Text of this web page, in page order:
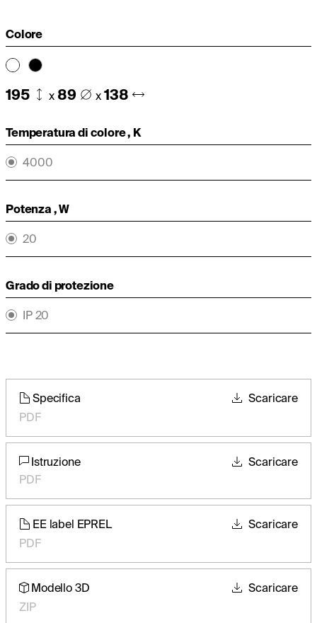
Colore
195 x 89 x 138
Temperatura di colore , K
4000
Potenza , W
20
Grado di protezione
IP 20
Specifica
PDF
Scaricare
Istruzione
PDF
Scaricare
EE label EPREL
PDF
Scaricare
Modello 3D
ZIP
Scaricare